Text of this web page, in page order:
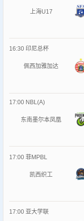
上海U17
16:30 印尼总杯
佩西加雅加达
17:00 NBL(A)
东南墨尔本凤凰
17:00 菲MPBL
凯西织工
17:00 亚大学联